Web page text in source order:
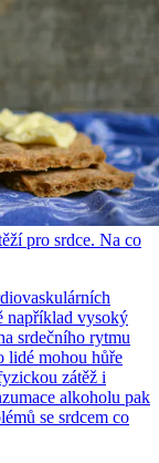
pro srdce. Na co
například vysoký
srdečního rytmu
lidé mohou hůře
zátěž i
alkoholu pak
se srdcem co